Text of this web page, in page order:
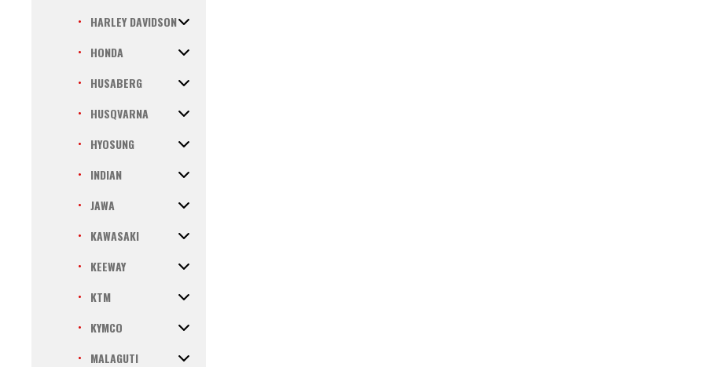
HARLEY DAVIDSON
HONDA
HUSABERG
HUSQVARNA
HYOSUNG
INDIAN
JAWA
KAWASAKI
KEEWAY
KTM
KYMCO
MALAGUTI